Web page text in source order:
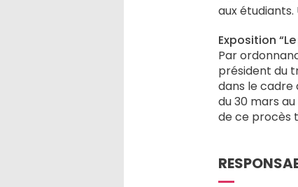
aux
Exposition
Par
président du
dans le cadre
du 30 mars
de ce procès